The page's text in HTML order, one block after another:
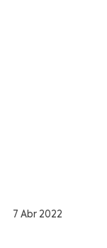
7 Abr 2022